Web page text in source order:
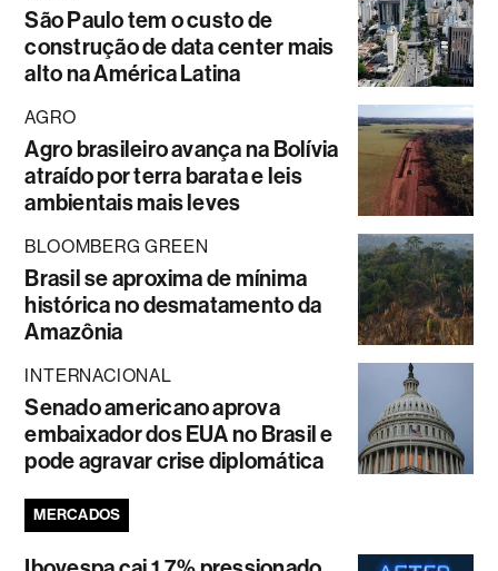
São Paulo tem o custo de
construção de data center mais
alto na América Latina
AGRO
Agro brasileiro avança na Bolívia
atraído por terra barata e leis
ambientais mais leves
BLOOMBERG GREEN
Brasil se aproxima de mínima
histórica no desmatamento da
Amazônia
INTERNACIONAL
Senado americano aprova
embaixador dos EUA no Brasil e
pode agravar crise diplomática
MERCADOS